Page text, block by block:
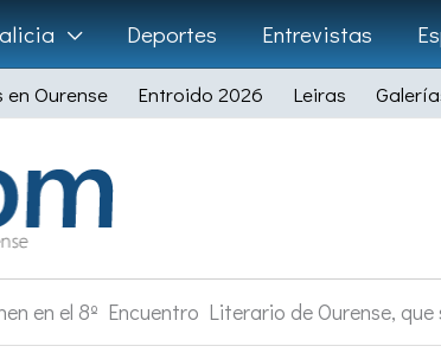
Deportes Entrevistas
en Ourense Entroido 2026 Leiras
en el 8º Encuentro Literario de Ourense,